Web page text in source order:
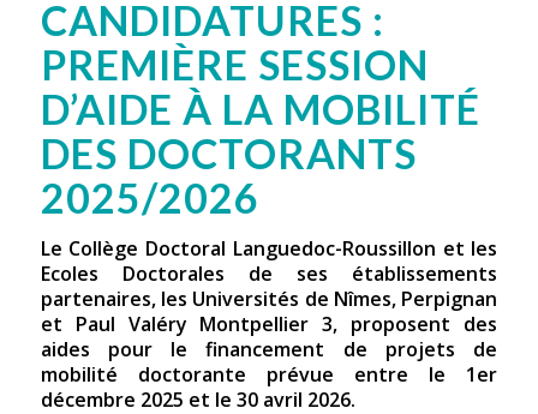
CANDIDATURES :
PREMIÈRE SESSION
D’AIDE À LA MOBILITÉ
DES DOCTORANTS
2025/2026
Le Collège Doctoral Languedoc-Roussillon et les
Ecoles Doctorales de ses établissements
partenaires, les Universités de Nîmes, Perpignan
et Paul Valéry Montpellier 3, proposent des
aides pour le financement de projets de
mobilité doctorante prévue entre le 1er
décembre 2025 et le 30 avril 2026.